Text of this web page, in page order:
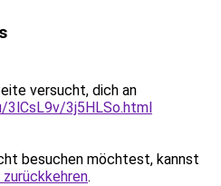
versucht, dich an
3j5HLSo.html
besuchen möchtest, kannst
.